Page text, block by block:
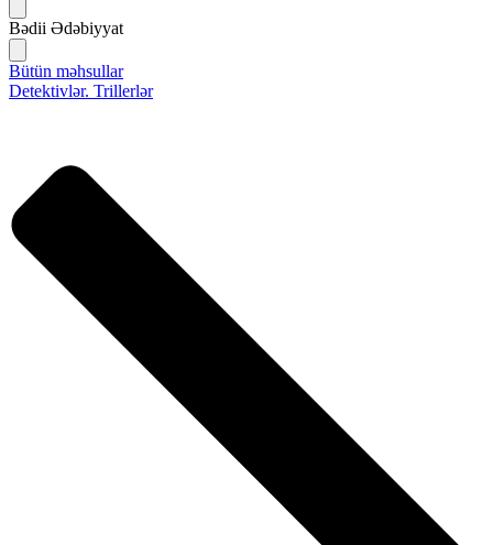
Bədii Ədəbiyyat
Bütün məhsullar
Detektivlər. Trillerlər